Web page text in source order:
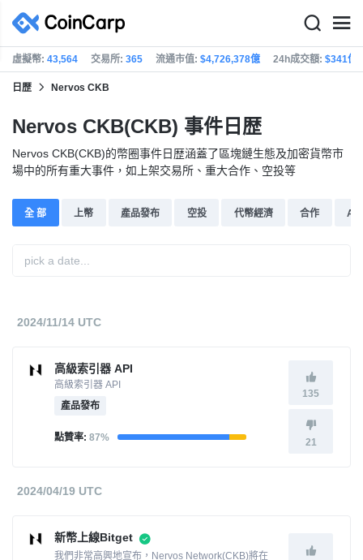
虛擬幣: 43,564 交易所: 365 流通市值: $4,726,378億 24h成交額: $341億
日歴 Nervos CKB
Nervos CKB(CKB) 事件日歴
Nervos CKB(CKB)的幣圈事件日歴涵蓋了區塊鏈生態及加密貨幣市
場中的所有重大事件，如上架交易所、重大合作、空投等
全 部 上幣 產品發布 空投 代幣經濟 合作
2024/11/14 UTC
高級索引器 API
高級索引器 API
產品發布
點贊率: 87%
135
21
2024/04/19 UTC
新幣上線Bitget
我們非常高興地宣布，Nervos Network(CKB)將在